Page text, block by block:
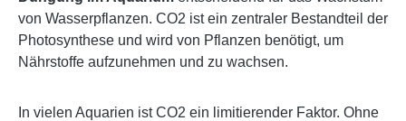
von Wasserpflanzen. CO2 ist ein zentraler Bestandteil der
Photosynthese und wird von Pflanzen benötigt, um
Nährstoffe aufzunehmen und zu wachsen.
In vielen Aquarien ist CO2 ein limitierender Faktor. Ohne